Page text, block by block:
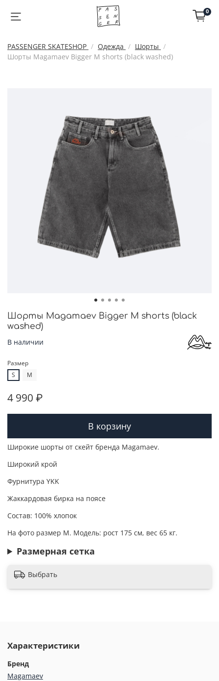
0
PASSENGER SKATESHOP Одежда
Шорты
Шорты Magamaev Bigger M shorts (black washed)
Шорты Magamaev Bigger M shorts (black
washed)
В наличии
Размер
S
M
4 990 ₽
В корзину
Широкие шорты от скейт бренда Magamaev.
Широкий крой
Фурнитура YKK
Жаккардовая бирка на поясе
Состав: 100% хлопок
На фото размер M. Модель: рост 175 см, вес 65 кг.
Размерная сетка
Выбрать
Характеристики
Бренд
Magamaev